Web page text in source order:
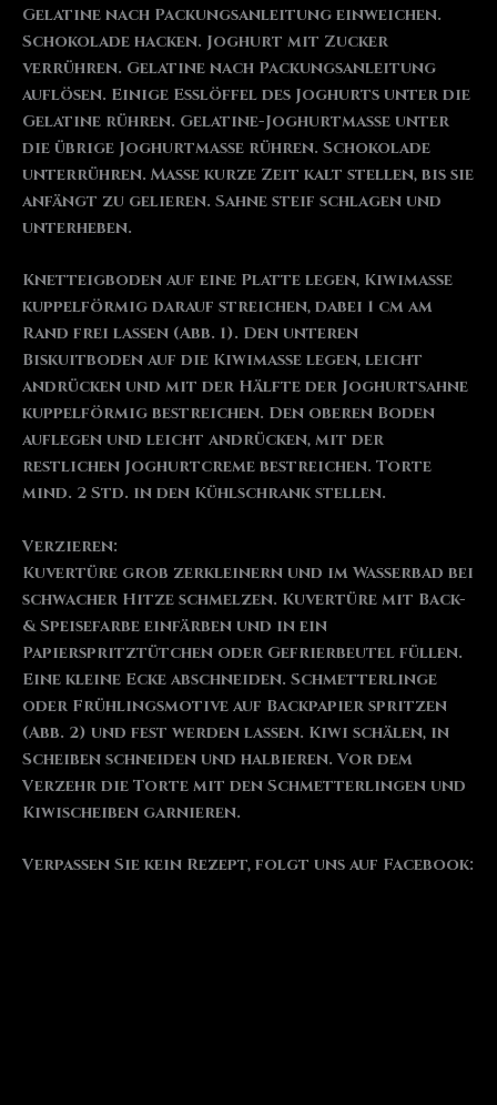
Gelatine nach Packungsanleitung einweichen.
Schokolade hacken. Joghurt mit Zucker
verrühren. Gelatine nach Packungsanleitung
auflösen. Einige Esslöffel des Joghurts unter die
Gelatine rühren. Gelatine-Joghurtmasse unter
die übrige Joghurtmasse rühren. Schokolade
unterrühren. Masse kurze Zeit kalt stellen, bis sie
anfängt zu gelieren. Sahne steif schlagen und
unterheben.
Knetteigboden auf eine Platte legen, Kiwimasse
kuppelförmig darauf streichen, dabei 1 cm am
Rand frei lassen (Abb. 1). Den unteren
Biskuitboden auf die Kiwimasse legen, leicht
andrücken und mit der Hälfte der Joghurtsahne
kuppelförmig bestreichen. Den oberen Boden
auflegen und leicht andrücken, mit der
restlichen Joghurtcreme bestreichen. Torte
mind. 2 Std. in den Kühlschrank stellen.
Verzieren:
Kuvertüre grob zerkleinern und im Wasserbad bei
schwacher Hitze schmelzen. Kuvertüre mit Back-
& Speisefarbe einfärben und in ein
Papierspritztütchen oder Gefrierbeutel füllen.
Eine kleine Ecke abschneiden. Schmetterlinge
oder Frühlingsmotive auf Backpapier spritzen
(Abb. 2) und fest werden lassen. Kiwi schälen, in
Scheiben schneiden und halbieren. Vor dem
Verzehr die Torte mit den Schmetterlingen und
Kiwischeiben garnieren.
Verpassen Sie kein Rezept, folgt uns auf Facebook: